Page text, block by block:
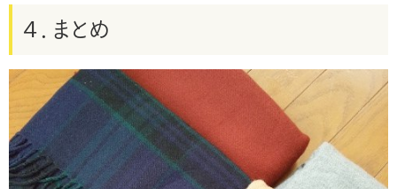
４．まとめ